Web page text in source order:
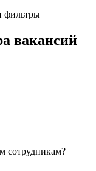
фильтры
вакансий
сотрудникам?